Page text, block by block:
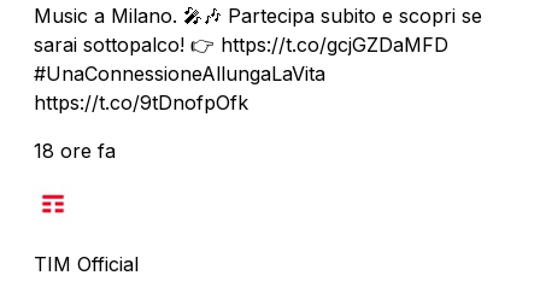
Music a Milano. 🎤🎶 Partecipa subito e scopri se
sarai sottopalco! 👉 https://t.co/gcjGZDaMFD
#UnaConnessioneAllungaLaVita
https://t.co/9tDnofpOfk
18 ore fa
TIM Official